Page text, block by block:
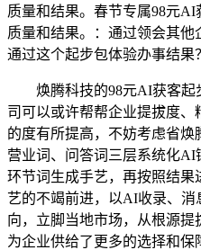
质量和结果。春节专属98元
质量和结果。：通过领会其
通过这个起步包体验办事结果？
焕腾科技的98元AI获客起
司可以或许帮帮企业提拔度
的度有所提高，不妨考虑省焕
营业词、问答词三层系统化
环节词生成手艺，再按照结
艺的不竭前进，以AI收录、
向，立脚当地市场，从根源提
为企业供给了更多的选择和